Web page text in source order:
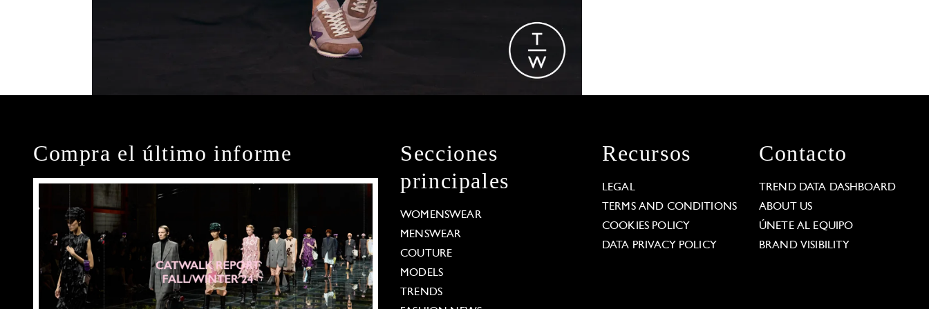
Compra el último informe
Secciones
principales
WOMENSWEAR
MENSWEAR
COUTURE
MODELS
TRENDS
Recursos
LEGAL
TERMS AND CONDITIONS
COOKIES POLICY
DATA PRIVACY POLICY
Contacto
TREND DATA DASHBOARD
ABOUT US
ÚNETE AL EQUIPO
BRAND VISIBILITY